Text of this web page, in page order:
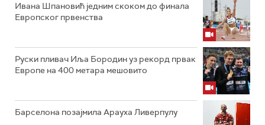
Ивана Шпановић једним скоком до финала
Европског првенства
Руски пливач Иља Бородин уз рекорд првак
Европе на 400 метара мешовито
Барселона позајмила Арауха Ливерпулу